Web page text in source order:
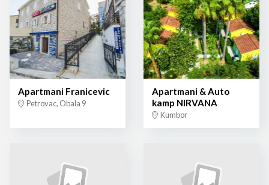
Apartmani Franicevic
Petrovac, Obala 9
Apartmani & Auto
kamp NIRVANA
Kumbor